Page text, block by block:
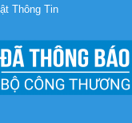
Thông Tin